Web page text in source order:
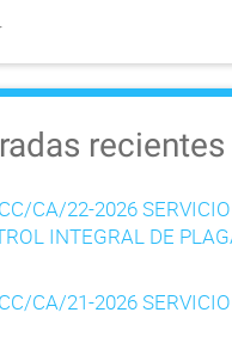
recientes
CA/22-2026
INTEGRAL DE
CA/21-2026 SERVICIO